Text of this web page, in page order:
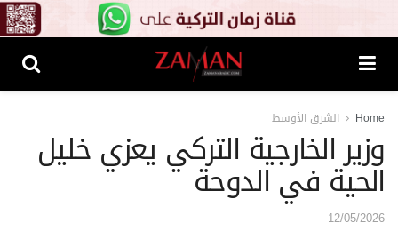
Home الشرق الأوسط
وزير الخارجية التركي يعزي خليل
الحية في الدوحة
12/05/2026